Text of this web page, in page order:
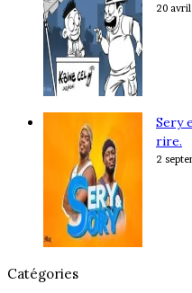
20
Sery
rire.
2
Catégories